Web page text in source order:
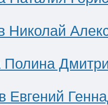
Николай
Полина